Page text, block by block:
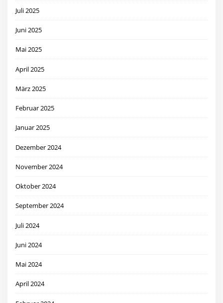
Juli 2025
Juni 2025
Mai 2025
April 2025
März 2025
Februar 2025
Januar 2025
Dezember 2024
November 2024
Oktober 2024
September 2024
Juli 2024
Juni 2024
Mai 2024
April 2024